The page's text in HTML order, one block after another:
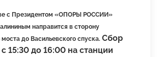
с Президентом «ОПОРЫ РОССИИ»
направится в сторону
моста до Васильевского спуска. Сбор
15:30 до 16:00 на станции